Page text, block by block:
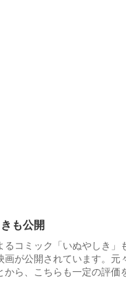
も公開
るコミック「いぬやしき」
画が公開されています。元
から、こちらも一定の評価